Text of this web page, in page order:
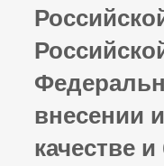
внесении
качестве